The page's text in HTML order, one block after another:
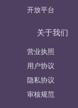
开放平台
关于我们
营业执照
用户协议
隐私协议
审核规范